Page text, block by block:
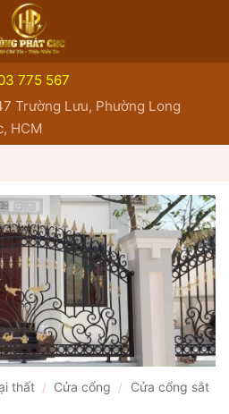
775 567
Trường Lưu, Phường Long
HCM
thất / Cửa cổng /
Cửa cổng sắt